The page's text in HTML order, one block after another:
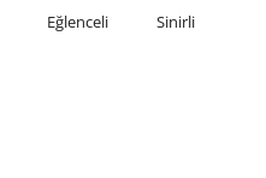
Eğlenceli Sinirli